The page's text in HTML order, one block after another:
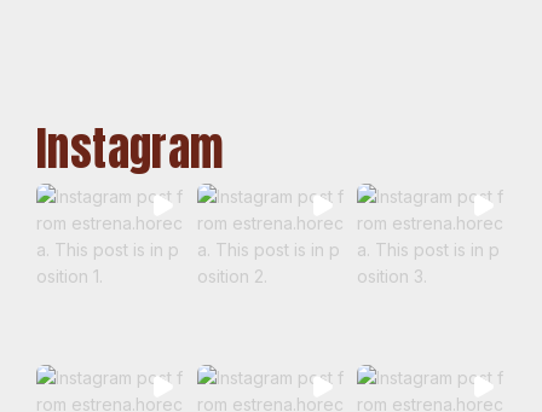
Instagram